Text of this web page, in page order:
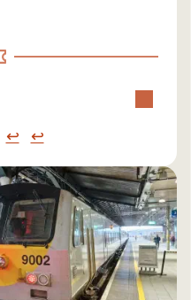
↩︎ ↩︎